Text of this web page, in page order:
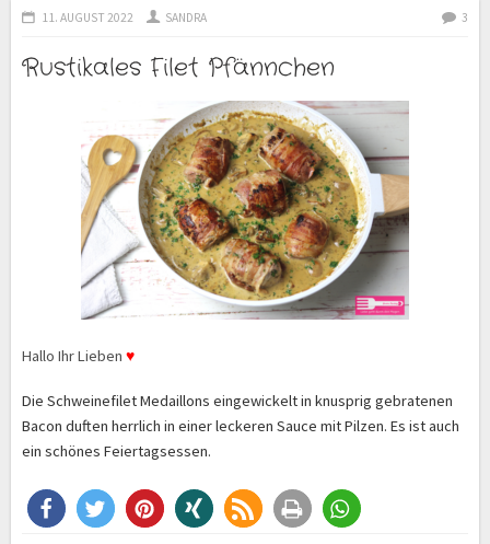
11. AUGUST 2022 SANDRA 3
Rustikales Filet Pfännchen
Hallo Ihr Lieben ♥
Die Schweinefilet Medaillons eingewickelt in knusprig gebratenen
Bacon duften herrlich in einer leckeren Sauce mit Pilzen. Es ist auch
ein schönes Feiertagsessen.